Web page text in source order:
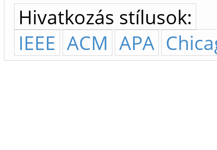
Hivatkozás stílusok:
IEEE ACM APA